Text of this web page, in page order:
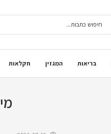
בריאות המגזין חקלאות